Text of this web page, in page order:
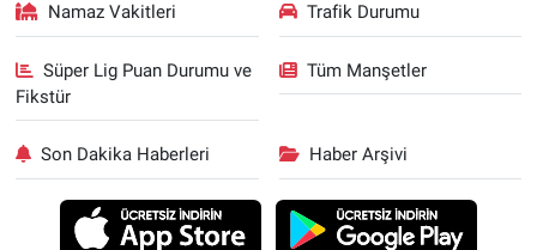
Namaz Vakitleri Trafik Durumu
Süper Lig Puan Durumu ve
Fikstür
Tüm Manşetler
Son Dakika Haberleri Haber Arşivi